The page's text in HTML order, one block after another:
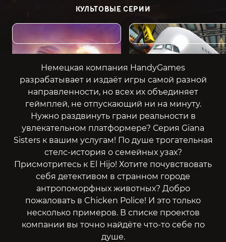
КУЛЬТОВЫЕ СЕРИИ
Jagged Alliance Airline Tycoon
Немецкая компания HandyGames
разрабатывает и издаёт игры самой разной
направленности, но всех их объединяет
геймплей, не отпускающий ни на минуту.
Нужно раздвинуть грани реальности в
увлекательном платформере? Серия Giana
Sisters к вашим услугам! По душе трогательная
стелс-история о семейных узах?
Присмотритесь к El Hijo! Хотите почувствовать
себя детективом в странном городе
антропоморфных животных? Добро
пожаловать в Chicken Police! И это только
несколько примеров. В списке проектов
компании вы точно найдёте что-то себе по
душе.